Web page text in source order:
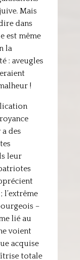
Mais
dans
est même
la
: aveugles
!
des
leur
–
lié au
voient
acquise
totale